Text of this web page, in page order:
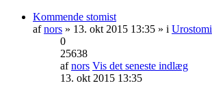
Kommende stomist
afnors » 13. okt 2015 13:35 » i Urostomi
0
25638
afnors Vis det seneste indlæg
13. okt 2015 13:35